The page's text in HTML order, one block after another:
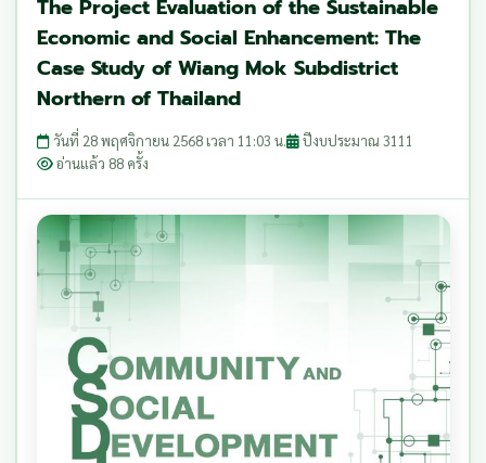
The Project Evaluation of the Sustainable
Economic and Social Enhancement: The
Case Study of Wiang Mok Subdistrict
Northern of Thailand
วันที่ 28 พฤศจิกายน 2568 เวลา 11:03 น.
ปีงบประมาณ 3111
อ่านแล้ว 88 ครั้ง